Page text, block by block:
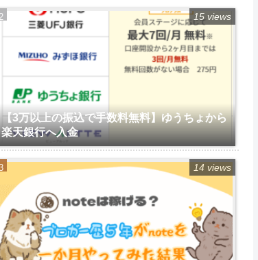
【3万以上の振込で手数料無料】ゆうちょから
楽天銀行へ入金
15 views
14 views